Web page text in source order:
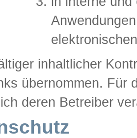
inhaltlicher
übernommen. Für
deren Betreiber